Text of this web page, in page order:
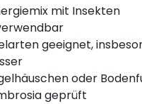
mit Insekten
geeignet,
oder
geprüft